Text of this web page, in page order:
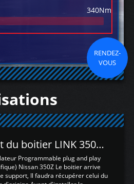
340Nm
RENDEZ-
VOUS
Test du boitier LINK 350Z Plugin ECU
Programmable plug and play
Nissan 350Z Le boitier arrive
support, Il faudra récupérer celui du